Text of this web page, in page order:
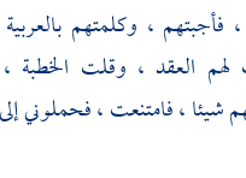
فأجبتهم ، وكلمتهم
العقد ، وقلت الخطبة
شيئا ، فامتنعت ، فحملوني